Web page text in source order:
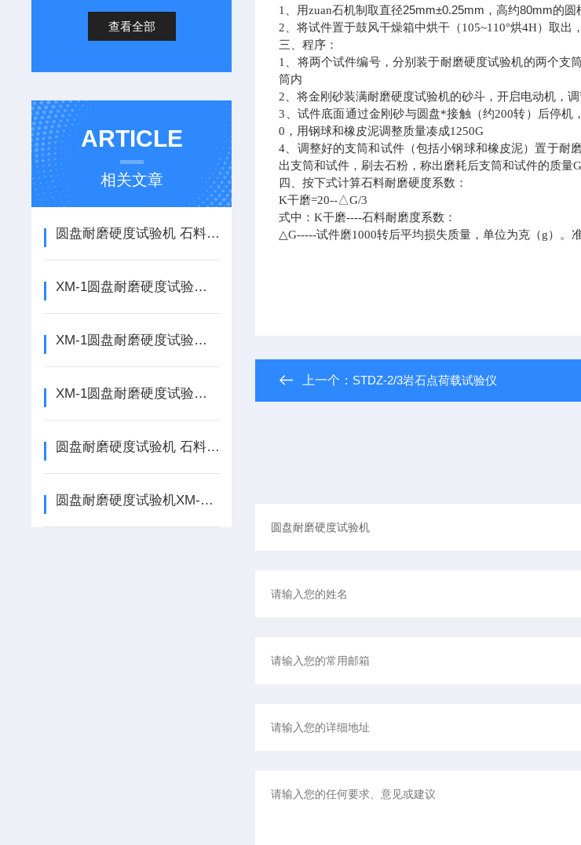
查看全部
ARTICLE
相关文章
圆盘耐磨硬度试验机 石料耐磨硬度系数如何使用
XM-1圆盘耐磨硬度试验机如何使用
XM-1圆盘耐磨硬度试验机 石料耐磨硬度系数的使用说明
XM-1圆盘耐磨硬度试验机的使用说明
圆盘耐磨硬度试验机 石料耐磨硬度系数 耐磨试验机如何使用
圆盘耐磨硬度试验机XM-1使用说明
1
、用zuan石机制取直径25mm±0.25mm，高约80mm的
2 、将试件置于鼓风干燥箱中烘干（105~110°烘4H）取出
三、程序：
1
、将两个试件编号，分别装于耐磨硬度试验机的两个
筒内
2 、将金刚砂装满耐磨硬度试验机的砂斗，开启电动机，
3 、试件底面通过金刚砂与圆盘*接触（约200转）后停
0，用钢球和橡皮泥调整质量凑成1250G
4 、调整好的支筒和试件（包括小钢球和橡皮泥）置于耐
出支筒和试件，刷去石粉，称出磨耗后支筒和试件的质量
四、按下式计算石料耐磨硬度系数：
K干磨=20--△G/3
式中：K干磨----石料耐磨度系数：
△G-----试件磨1000转后平均损失质量，单位为克（g）。
上一个： STDZ-2/3岩石点荷载试验仪